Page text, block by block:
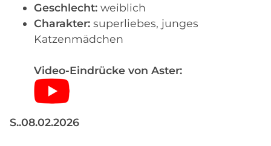
Geschlecht: weiblich
Charakter: superliebes, junges
Katzenmädchen
Video-Eindrücke von Aster:
S..08.02.2026